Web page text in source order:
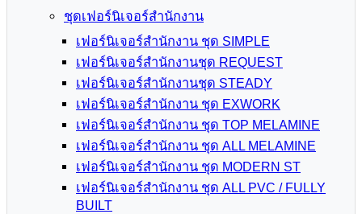
ชุดเฟอร์นิเจอร์สำนักงาน
เฟอร์นิเจอร์สำนักงาน ชุด SIMPLE
เฟอร์นิเจอร์สำนักงานชุด REQUEST
เฟอร์นิเจอร์สำนักงานชุด STEADY
เฟอร์นิเจอร์สำนักงาน ชุด EXWORK
เฟอร์นิเจอร์สำนักงาน ชุด TOP MELAMINE
เฟอร์นิเจอร์สำนักงาน ชุด ALL MELAMINE
เฟอร์นิเจอร์สำนักงาน ชุด MODERN ST
เฟอร์นิเจอร์สำนักงาน ชุด ALL PVC / FULLY
BUILT